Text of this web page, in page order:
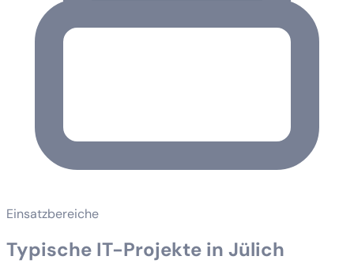
Einsatzbereiche
Typische IT-Projekte in Jülich